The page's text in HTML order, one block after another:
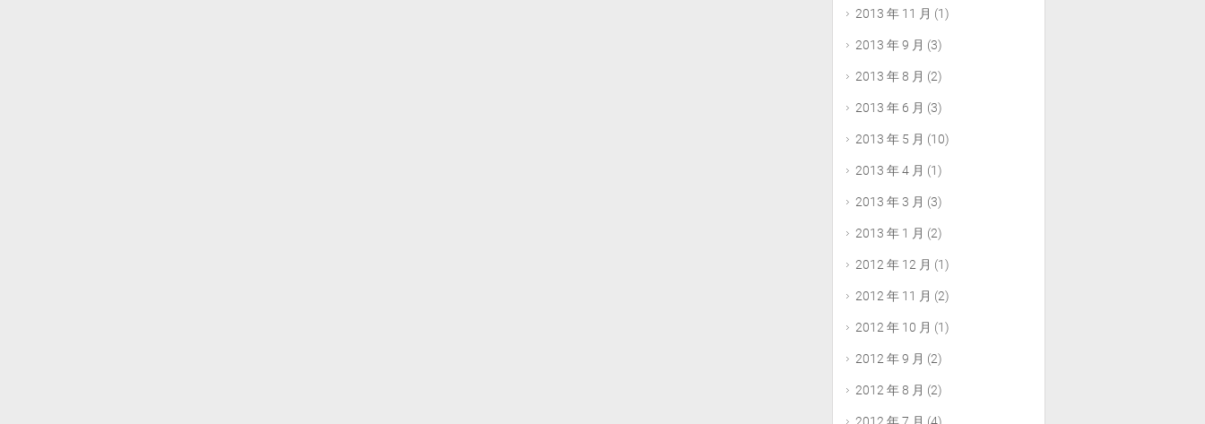
2013 年 11 月 (1)
2013 年 9 月 (3)
2013 年 8 月 (2)
2013 年 6 月 (3)
2013 年 5 月 (10)
2013 年 4 月 (1)
2013 年 3 月 (3)
2013 年 1 月 (2)
2012 年 12 月 (1)
2012 年 11 月 (2)
2012 年 10 月 (1)
2012 年 9 月 (2)
2012 年 8 月 (2)